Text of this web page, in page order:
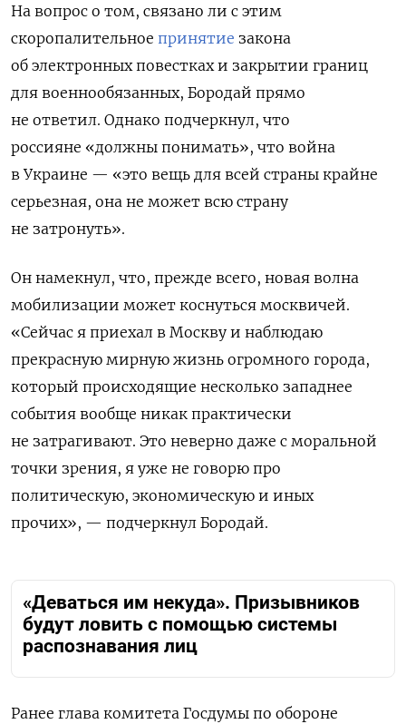
На вопрос о том, связано ли с этим
скоропалительное принятие закона
об электронных повестках и закрытии границ
для военнообязанных, Бородай прямо
не ответил. Однако подчеркнул, что
россияне «должны понимать», что война
в Украине — «это вещь для всей страны крайне
серьезная, она не может всю страну
не затронуть».
Он намекнул, что, прежде всего, новая волна
мобилизации может коснуться москвичей.
«Сейчас я приехал в Москву и наблюдаю
прекрасную мирную жизнь огромного города,
который происходящие несколько западнее
события вообще никак практически
не затрагивают. Это неверно даже с моральной
точки зрения, я уже не говорю про
политическую, экономическую и иных
прочих», — подчеркнул Бородай.
«Деваться им некуда». Призывников
будут ловить с помощью системы
распознавания лиц
Ранее глава комитета Госдумы по обороне